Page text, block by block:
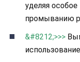
уделяя
промыванию
&#8212;>>>